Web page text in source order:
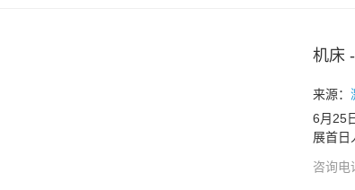
机床
来源：
6月25
展首日
咨询电